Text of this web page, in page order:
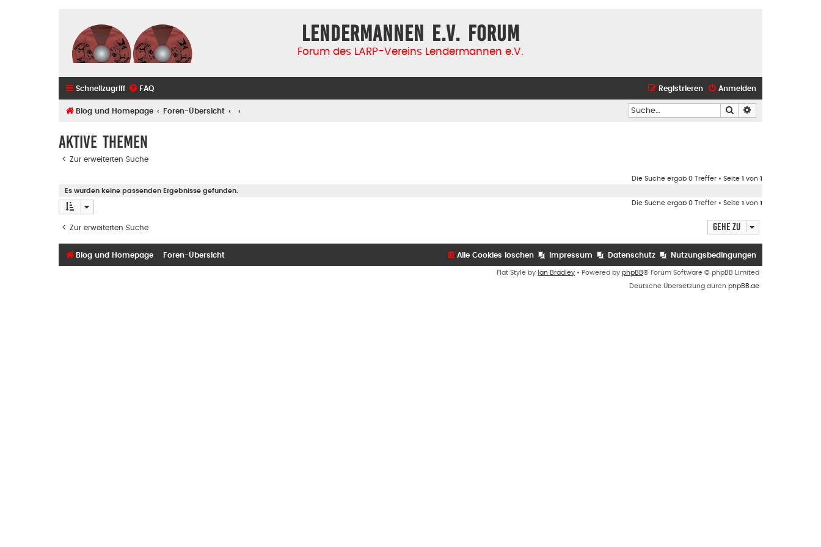
Lendermannen e.V. Forum
Forum des LARP-Vereins Lendermannen e.V.
Schnellzugriff FAQ Anmelden
Registrieren
Blog und Homepage Foren-Übersicht Suche
Aktive Themen
Zur erweiterten Suche
Die Suche ergab 0 Treffer • Seite 1 von 1
Es wurden keine passenden Ergebnisse gefunden.
Die Suche ergab 0 Treffer • Seite 1 von 1
Zur erweiterten Suche Gehe zu
Blog und Homepage Foren-Übersicht Nutzungsbedingungen
Datenschutz
Impressum
Alle Cookies löschen
Flat Style by Ian Bradley • Powered by phpBB® Forum Software © phpBB Limited
Deutsche Übersetzung durch phpBB.de